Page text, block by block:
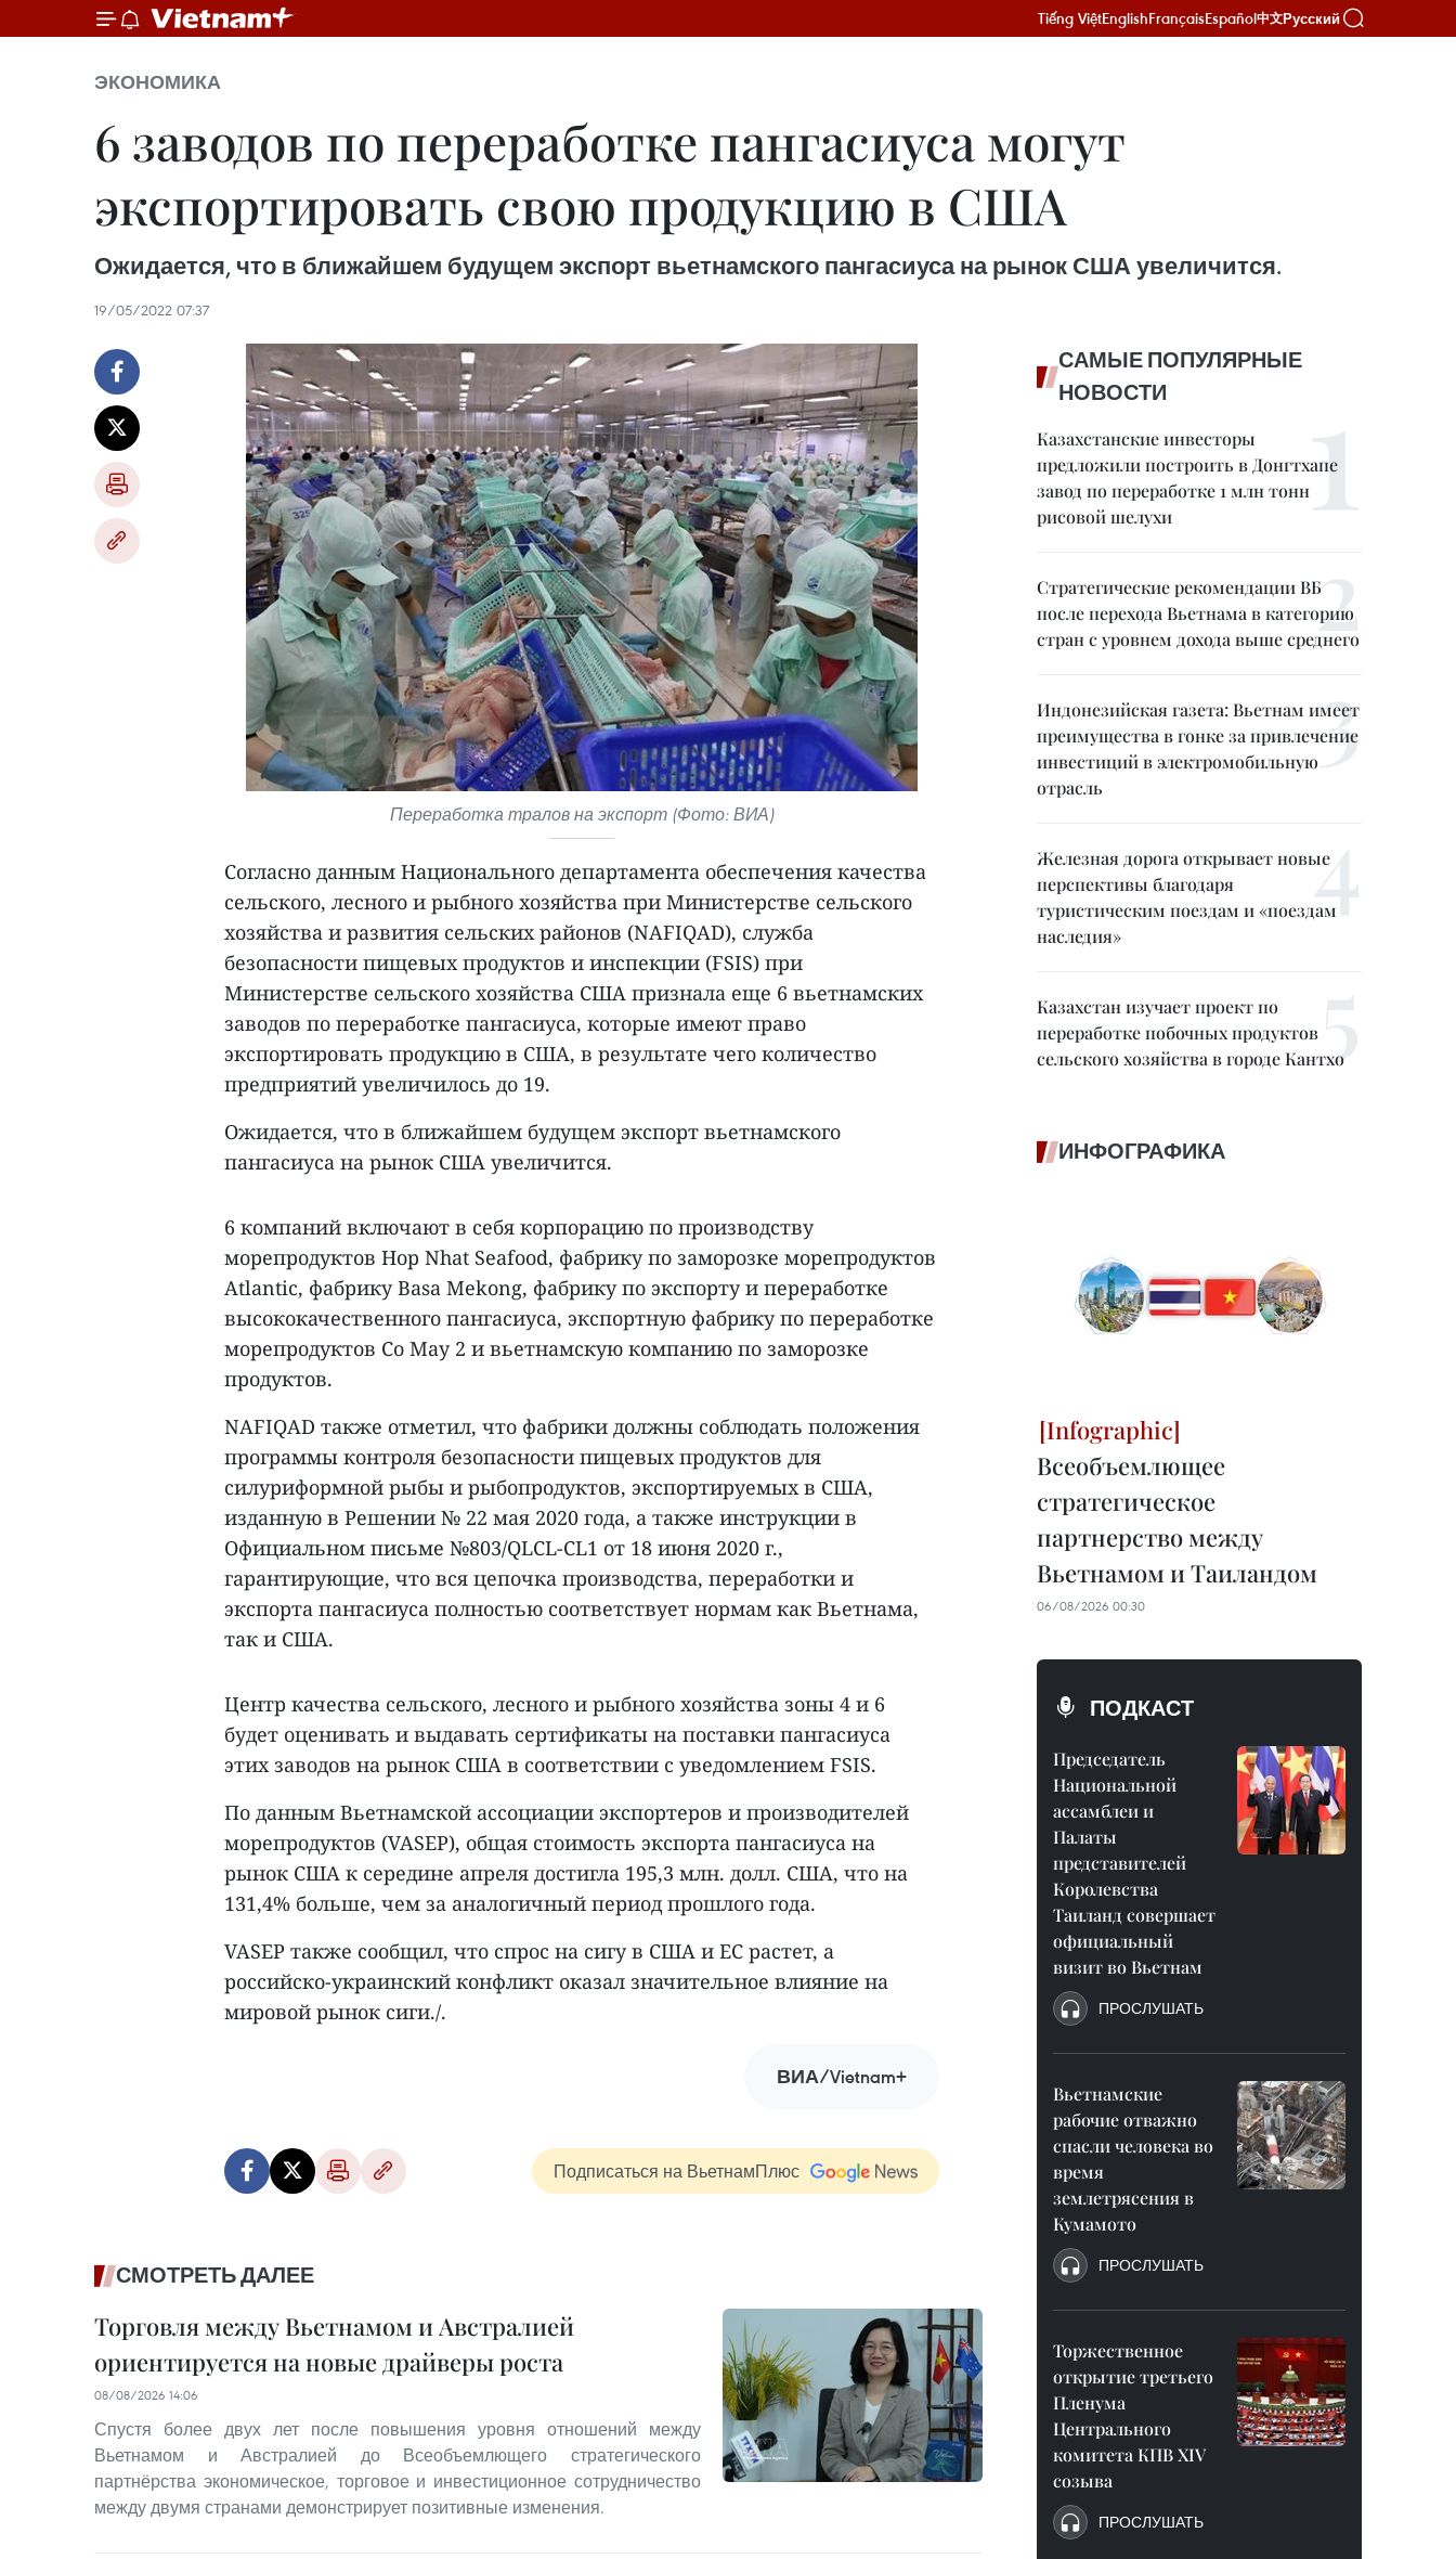
Tiếng ViệtEnglishFrançaisEspañol中文Русский
ЭКОНОМИКА
6 заводов по переработке пангасиуса могут
экспортировать свою продукцию в США
Ожидается, что в ближайшем будущем экспорт вьетнамского пангасиуса на рынок США увеличится.
19/05/2022 07:37
Переработка тралов на экспорт (Фото: ВИА)
Согласно данным Национального департамента обеспечения качества
сельского, лесного и рыбного хозяйства при Министерстве сельского
хозяйства и развития сельских районов (NAFIQAD), служба
безопасности пищевых продуктов и инспекции (FSIS) при
Министерстве сельского хозяйства США признала еще 6 вьетнамских
заводов по переработке пангасиуса, которые имеют право
экспортировать продукцию в США, в результате чего количество
предприятий увеличилось до 19.
Ожидается, что в ближайшем будущем экспорт вьетнамского
пангасиуса на рынок США увеличится.
6 компаний включают в себя корпорацию по производству
морепродуктов Hop Nhat Seafood, фабрику по заморозке морепродуктов
Atlantic, фабрику Basa Mekong, фабрику по экспорту и переработке
высококачественного пангасиуса, экспортную фабрику по переработке
морепродуктов Co May 2 и вьетнамскую компанию по заморозке
продуктов.
NAFIQAD также отметил, что фабрики должны соблюдать положения
программы контроля безопасности пищевых продуктов для
силуриформной рыбы и рыбопродуктов, экспортируемых в США,
изданную в Решении № 22 мая 2020 года, а также инструкции в
Официальном письме №803/QLCL-CL1 от 18 июня 2020 г.,
гарантирующие, что вся цепочка производства, переработки и
экспорта пангасиуса полностью соответствует нормам как Вьетнама,
так и США.
Центр качества сельского, лесного и рыбного хозяйства зоны 4 и 6
будет оценивать и выдавать сертификаты на поставки пангасиуса
этих заводов на рынок США в соответствии с уведомлением FSIS.
По данным Вьетнамской ассоциации экспортеров и производителей
морепродуктов (VASEP), общая стоимость экспорта пангасиуса на
рынок США к середине апреля достигла 195,3 млн. долл. США, что на
131,4% больше, чем за аналогичный период прошлого года.
VASEP также сообщил, что спрос на сигу в США и ЕС растет, а
российско-украинский конфликт оказал значительное влияние на
мировой рынок сиги./.
ВИА/Vietnam+
Подписаться на ВьетнамПлюс
СМОТРЕТЬ ДАЛЕЕ
Торговля между Вьетнамом и Австралией
ориентируется на новые драйверы роста
08/08/2026 14:06
Спустя более двух лет после повышения уровня отношений между
Вьетнамом и Австралией до Всеобъемлющего стратегического
партнёрства экономическое, торговое и инвестиционное сотрудничество
между двумя странами демонстрирует позитивные изменения.
САМЫЕ ПОПУЛЯРНЫЕ
НОВОСТИ
Казахстанские инвесторы
предложили построить в Донгтхапе
завод по переработке 1 млн тонн
рисовой шелухи
Стратегические рекомендации ВБ
после перехода Вьетнама в категорию
стран с уровнем дохода выше среднего
Индонезийская газета: Вьетнам имеет
преимущества в гонке за привлечение
инвестиций в электромобильную
отрасль
Железная дорога открывает новые
перспективы благодаря
туристическим поездам и «поездам
наследия»
Казахстан изучает проект по
переработке побочных продуктов
сельского хозяйства в городе Кантхо
ИНФОГРАФИКА
Всеобъемлющее
стратегическое
партнерство между
Вьетнамом и Таиландом
06/08/2026 00:30
ПОДКАСТ
Председатель
Национальной
ассамблеи и
Палаты
представителей
Королевства
Таиланд совершает
официальный
визит во Вьетнам
ПРОСЛУШАТЬ
Вьетнамские
рабочие отважно
спасли человека во
время
землетрясения в
Кумамото
ПРОСЛУШАТЬ
Торжественное
открытие третьего
Пленума
Центрального
комитета КПВ XIV
созыва
ПРОСЛУШАТЬ